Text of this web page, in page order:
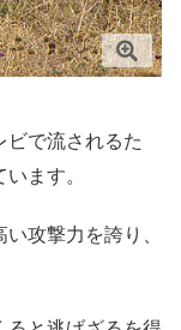
で流されるた
ます。
攻撃力を誇り、